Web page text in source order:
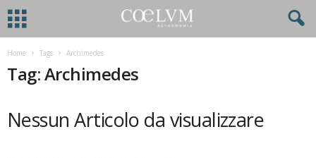
Home Tags Archimedes
Tag: Archimedes
Nessun Articolo da visualizzare